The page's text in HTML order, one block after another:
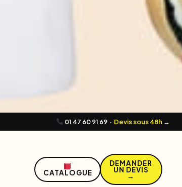
01 47 60 91 69 · Devis sous 48h →
CATALOGUE
DEMANDER
UN DEVIS
→